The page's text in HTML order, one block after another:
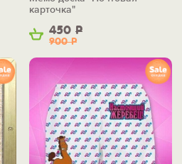
450 Р
900Р
карточка"